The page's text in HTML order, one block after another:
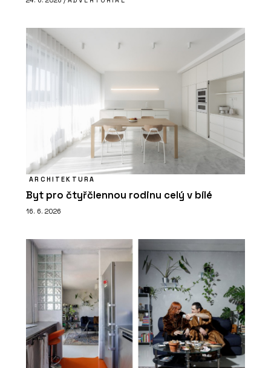
ARCHITEKTURA
Byt pro čtyřčlennou rodinu celý v bílé
16. 6. 2026